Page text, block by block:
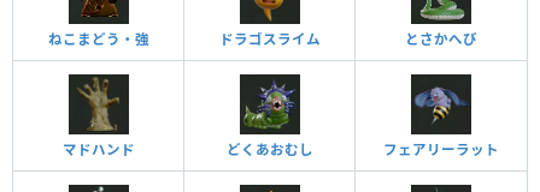
ねこまどう・強 ドラゴスライム とさかへび
マドハンド どくあおむし フェアリーラット